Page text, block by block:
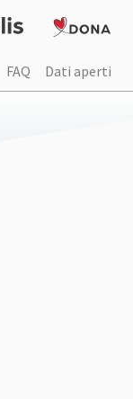
FAQ Dati aperti